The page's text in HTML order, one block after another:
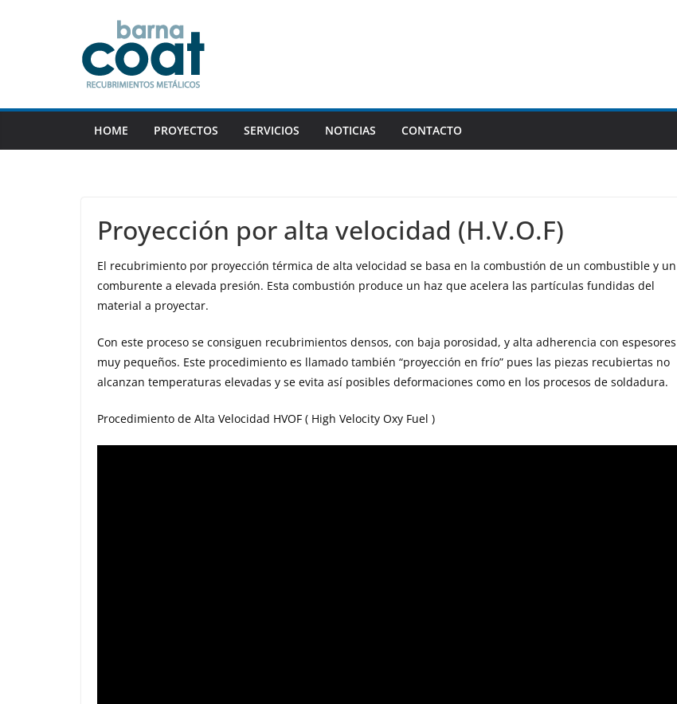
HOME PROYECTOS SERVICIOS NOTICIAS CONTACTO
Proyección por alta velocidad (H.V.O.F)
El recubrimiento por proyección térmica de alta velocidad se basa en la combustión de un combustible y un
comburente a elevada presión. Esta combustión produce un haz que acelera las partículas fundidas del
material a proyectar.
Con este proceso se consiguen recubrimientos densos, con baja porosidad, y alta adherencia con espesores
muy pequeños. Este procedimiento es llamado también “proyección en frío” pues las piezas recubiertas no
alcanzan temperaturas elevadas y se evita así posibles deformaciones como en los procesos de soldadura.
Procedimiento de Alta Velocidad HVOF ( High Velocity Oxy Fuel )